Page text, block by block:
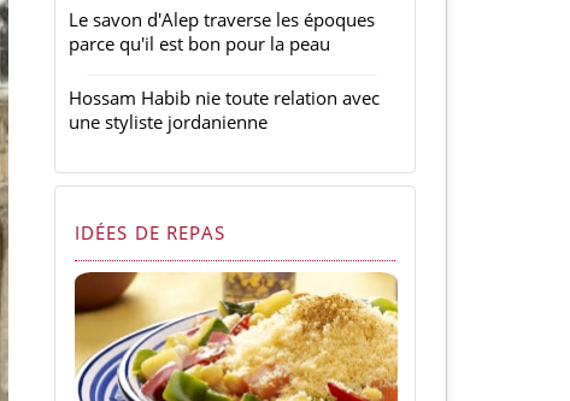
Le savon d'Alep traverse les époques
parce qu'il est bon pour la peau
Hossam Habib nie toute relation avec
une styliste jordanienne
IDÉES DE REPAS